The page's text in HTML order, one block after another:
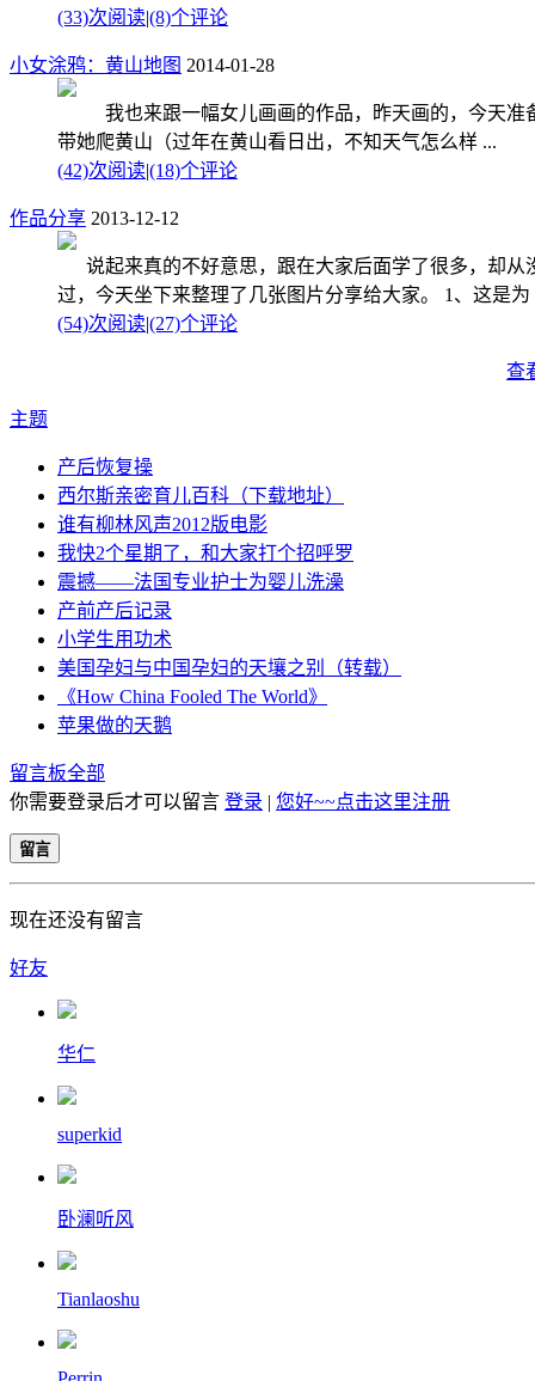
(33)次阅读|(8)个评论
小女涂鸦：黄山地图 2014-01-28
我也来跟一幅女儿画画的作品，昨天画的，今天准
带她爬黄山（过年在黄山看日出，不知天气怎么样 ...
(42)次阅读|(18)个评论
作品分享 2013-12-12
说起来真的不好意思，跟在大家后面学了很多，却从
过，今天坐下来整理了几张图片分享给大家。 1、这是为
(54)次阅读|(27)个评论
查
主题
产后恢复操
西尔斯亲密育儿百科（下载地址）
谁有柳林风声2012版电影
我快2个星期了，和大家打个招呼罗
震撼——法国专业护士为婴儿洗澡
产前产后记录
小学生用功术
美国孕妇与中国孕妇的天壤之别（转载）
《How China Fooled The World》
苹果做的天鹅
留言板全部
你需要登录后才可以留言 登录 | 您好~~点击这里注册
留言
现在还没有留言
好友
华仁
superkid
卧澜听风
Tianlaoshu